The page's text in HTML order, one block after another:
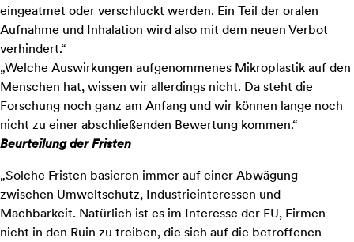
eingeatmet oder verschluckt werden. Ein Teil der oralen
Aufnahme und Inhalation wird also mit dem neuen Verbot
verhindert.“
„Welche Auswirkungen aufgenommenes Mikroplastik auf den
Menschen hat, wissen wir allerdings nicht. Da steht die
Forschung noch ganz am Anfang und wir können lange noch
nicht zu einer abschließenden Bewertung kommen.“
Beurteilung der Fristen
„Solche Fristen basieren immer auf einer Abwägung
zwischen Umweltschutz, Industrieinteressen und
Machbarkeit. Natürlich ist es im Interesse der EU, Firmen
nicht in den Ruin zu treiben, die sich auf die betroffenen